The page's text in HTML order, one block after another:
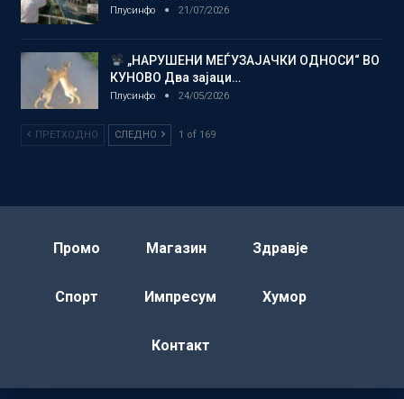
Плусинфо 21/07/2026
„НАРУШЕНИ МЕЃУЗАЈАЧКИ ОДНОСИ“ ВО
КУНОВО Два зајаци…
Плусинфо 24/05/2026
ПРЕТХОДНО СЛЕДНО 1 of 169
Промо Магазин Здравје
Спорт Импресум Хумор
Контакт